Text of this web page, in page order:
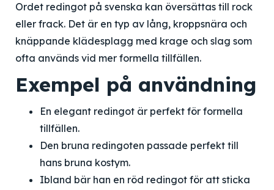
Ordet redingot på svenska kan översättas till rock
eller frack. Det är en typ av lång, kroppsnära och
knäppande klädesplagg med krage och slag som
ofta används vid mer formella tillfällen.
Exempel på användning
En elegant redingot är perfekt för formella
tillfällen.
Den bruna redingoten passade perfekt till
hans bruna kostym.
Ibland bär han en röd redingot för att sticka